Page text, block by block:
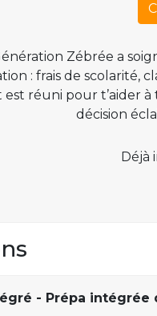
Zébrée a
: frais de scolarité,
est réuni pour t’aider
décision
Déjà
- Prépa